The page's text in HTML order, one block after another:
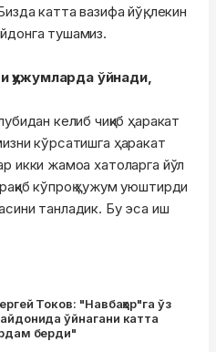
катта вазифа йўқ, лекин
тушамиз.
ҳужумларда ўйнади,
келиб чиқиб ҳаракат
кўрсатишга ҳаракат
икки жамоа хатоларга йўл
кўпроқ ҳужум уюштирди
танладик. Бу эса иш
Токов: "Навбаҳор"га ўз
ўйнагани катта
берди"